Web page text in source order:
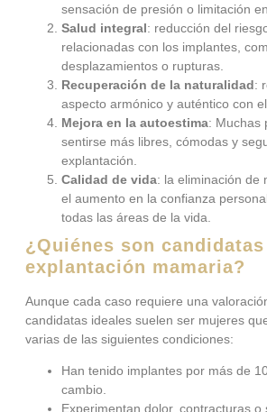
sensación de presión o limitación
Salud integral: reducción del
relacionadas con los implantes,
desplazamientos o rupturas.
Recuperación de la naturalidad:
aspecto armónico y auténtico con
Mejora en la autoestima: Muchas
sentirse más libres, cómodas y
explantación.
Calidad de vida: la eliminación de
el aumento en la confianza
todas las áreas de la vida.
¿Quiénes son
explantación mamaria?
Aunque cada caso requiere una
candidatas ideales suelen ser mujeres
varias de las siguientes condiciones:
Han tenido implantes por más de
cambio.
Experimentan dolor, contracturas o